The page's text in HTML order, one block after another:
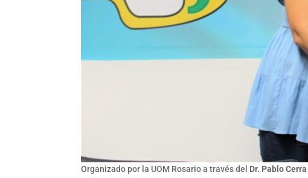
Organizado por la UOM Rosario a través del Dr. Pablo Cerra